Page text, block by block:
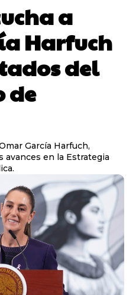
a
Harfuch
del
de
García Harfuch,
avances en la Estrategia